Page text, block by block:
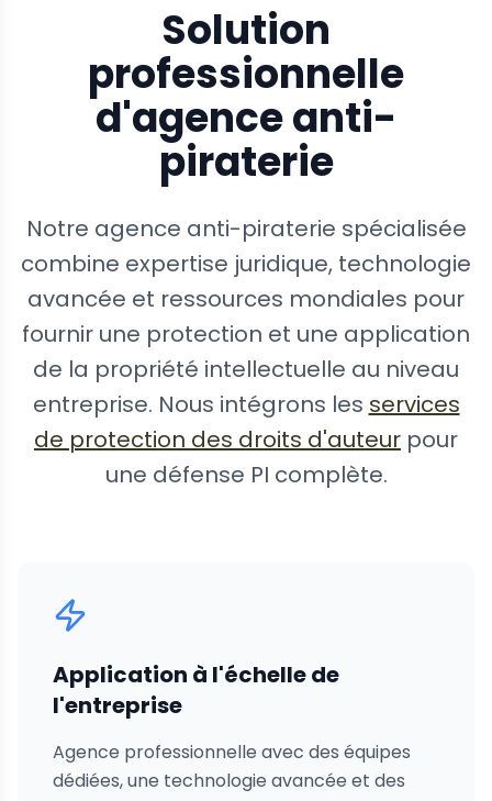
Solution
professionnelle
d'agence anti-
piraterie
Notre agence anti-piraterie spécialisée
combine expertise juridique, technologie
avancée et ressources mondiales pour
fournir une protection et une application
de la propriété intellectuelle au niveau
entreprise. Nous intégrons les services
de protection des droits d'auteur pour
une défense PI complète.
Application à l'échelle de
l'entreprise
Agence professionnelle avec des équipes
dédiées, une technologie avancée et des